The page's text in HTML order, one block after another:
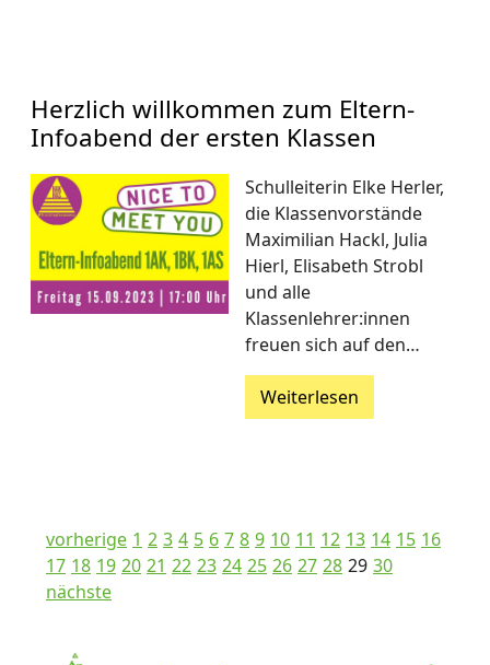
Herzlich willkommen zum Eltern-
Infoabend der ersten Klassen
Schulleiterin Elke Herler,
die Klassenvorstände
Maximilian Hackl, Julia
Hierl, Elisabeth Strobl
und alle
Klassenlehrer:innen
freuen sich auf den…
Weiterlesen
vorherige 1 2 3 4 5 6 7 8 9 10 11 12 13 14 15 16
17 18 19 20 21 22 23 24 25 26 27 28 29 30
nächste